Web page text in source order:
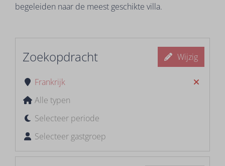
begeleiden naar de meest geschikte villa.
Zoekopdracht Wijzig
Frankrijk
Alle typen
Selecteer periode
Selecteer gastgroep